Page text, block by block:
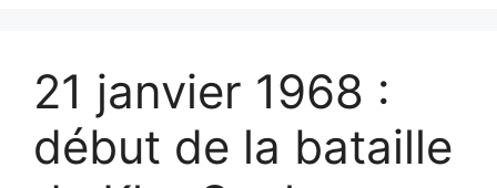
21 janvier 1968 :
début de la bataille